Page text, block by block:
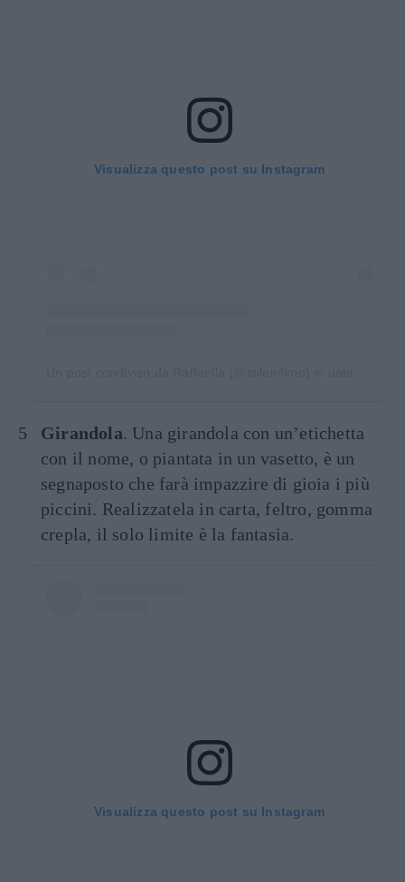
Visualizza questo post su Instagram
Girandola. Una girandola con un’etichetta
con il nome, o piantata in un vasetto, è un
segnaposto che farà impazzire di gioia i più
piccini. Realizzatela in carta, feltro, gomma
crepla, il solo limite è la fantasia.
Visualizza questo post su Instagram